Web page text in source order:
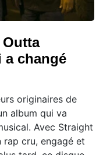
changé
originaires de
album qui va
Avec Straight
rap cru, engagé et